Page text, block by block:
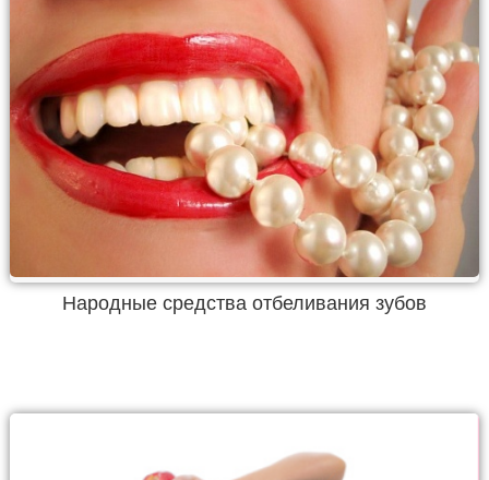
Народные средства отбеливания зубов